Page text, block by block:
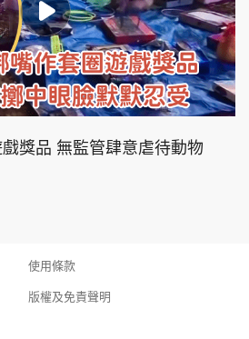
獎品 無監管肆意虐待動物
使用條款
版權及免責聲明